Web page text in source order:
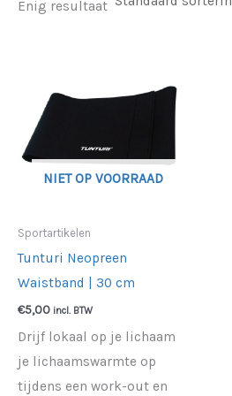
Enig resultaat
NIET OP VOORRAAD
Sportartikelen
Tunturi Neopreen
Waistband | 30 cm
€5,00 incl. BTW
Drijf lokaal op je lichaam
je lichaamswarmte op
tijdens een work-out en